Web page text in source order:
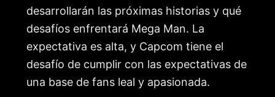
desarrollarán las próximas historias y qué
desafíos enfrentará Mega Man. La
expectativa es alta, y Capcom tiene el
desafío de cumplir con las expectativas de
una base de fans leal y apasionada.